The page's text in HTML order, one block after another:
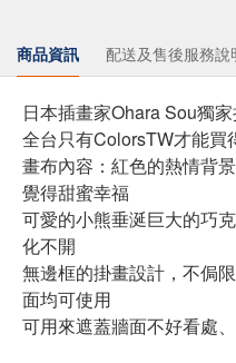
商品資訊 配送及售後服務說
日本插畫家Ohara Sou獨
全台只有ColorsTW才能買
畫布內容：紅色的熱情背
覺得甜蜜幸福
可愛的小熊垂涎巨大的巧
化不開
無邊框的掛畫設計，不侷
面均可使用
可用來遮蓋牆面不好看處